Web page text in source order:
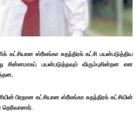
கட்சியான ஸ்ரீலங்கா சுதந்திரக் கட்சி பயன்படுத்திய
பயன்படுத்தவும் விரும்புகின்றன என
பிரதான கட்சியான ஸ்ரீலங்கா சுதந்திரக் கட்சியின்
தெரிவானார்.